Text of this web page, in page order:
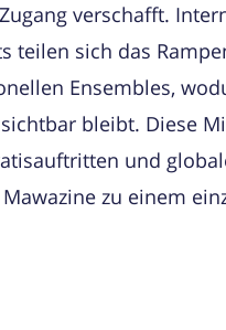
verschafft.
teilen sich das
Ensembles,
bleibt. Diese
und
zu einem